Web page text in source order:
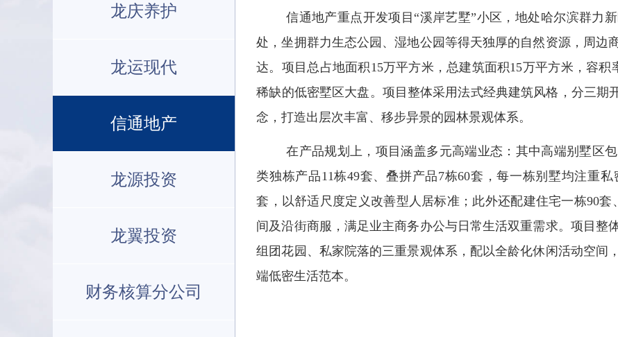
龙庆养护
龙运现代
信通地产
龙源投资
龙翼投资
财务核算分公司
信通地产重点开发项目“溪岸艺墅”小区，地处哈尔滨群
处，坐拥群力生态公园、湿地公园等得天独厚的自然资源，周边
达。项目总占地面积15万平方米，总建筑面积15万平方米，容积
稀缺的低密墅区大盘。项目整体采用法式经典建筑风格，分三期
念，打造出层次丰富、移步异景的园林景观体系。
在产品规划上，项目涵盖多元高端业态：其中高端别墅区
类独栋产品11栋49套、叠拼产品7栋60套，每一栋别墅均注重
套，以舒适尺度定义改善型人居标准；此外还配建住宅一栋90
间及沿街商服，满足业主商务办公与日常生活双重需求。项目整
组团花园、私家院落的三重景观体系，配以全龄化休闲活动空间
端低密生活范本。